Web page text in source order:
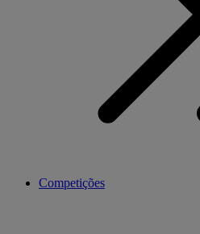
Competições